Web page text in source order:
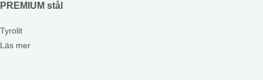
PREMIUM stål
Tyrolit
Läs mer